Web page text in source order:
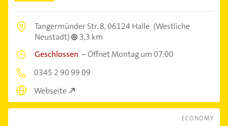
Tangermünder Str. 8,06124 Halle (Westliche
Neustadt)
3,3 km
Geschlossen –Öffnet Montag um 07:00
0345 2 90 99 09
Webseite
ECONOMY